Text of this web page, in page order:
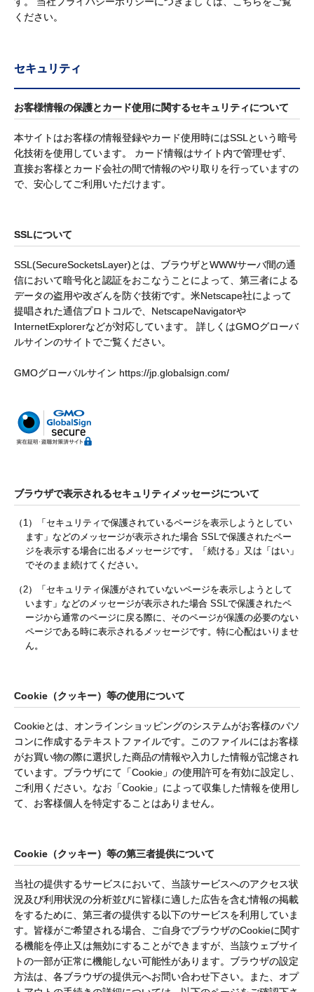
ください。
セキュリティ
お客様情報の保護とカード使用に関するセキュリティについて
本サイトはお客様の情報登録やカード使用時にはSSLという暗号
化技術を使用しています。 カード情報はサイト内で管理せず、
直接お客様とカード会社の間で情報のやり取りを行っていますの
で、安心してご利用いただけます。
SSLについて
SSL(SecureSocketsLayer)とは、ブラウザとWWWサーバ間の通
信において暗号化と認証をおこなうことによって、第三者による
データの盗用や改ざんを防ぐ技術です。米Netscape社によって
提唱された通信プロトコルで、NetscapeNavigatorや
InternetExplorerなどが対応しています。 詳しくはGMOグローバ
ルサインのサイトでご覧ください。
GMOグローバルサイン https://jp.globalsign.com/
ブラウザで表示されるセキュリティメッセージについて
（1）「セキュリティで保護されているページを表示しようとしてい
ます」などのメッセージが表示された場合 SSLで保護されたペー
ジを表示する場合に出るメッセージです。「続ける」又は「はい」
でそのまま続けてください。
（2）「セキュリティ保護がされていないページを表示しようとして
います」などのメッセージが表示された場合 SSLで保護されたペ
ージから通常のページに戻る際に、そのページが保護の必要のない
ページである時に表示されるメッセージです。特に心配はいりませ
ん。
Cookie（クッキー）等の使用について
Cookieとは、オンラインショッピングのシステムがお客様のパソ
コンに作成するテキストファイルです。このファイルにはお客様
がお買い物の際に選択した商品の情報や入力した情報が記憶され
ています。ブラウザにて「Cookie」の使用許可を有効に設定し、
ご利用ください。なお「Cookie」によって収集した情報を使用し
て、お客様個人を特定することはありません。
Cookie（クッキー）等の第三者提供について
当社の提供するサービスにおいて、当該サービスへのアクセス状
況及び利用状況の分析並びに皆様に適した広告を含む情報の掲載
をするために、第三者の提供する以下のサービスを利用していま
す。皆様がご希望される場合、ご自身でブラウザのCookieに関す
る機能を停止又は無効にすることができますが、当該ウェブサイ
トの一部が正常に機能しない可能性があります。ブラウザの設定
方法は、各ブラウザの提供元へお問い合わせ下さい。また、オプ